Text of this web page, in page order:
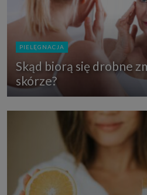
PIELĘGNACJA
Skąd biorą się drobne
skórze?